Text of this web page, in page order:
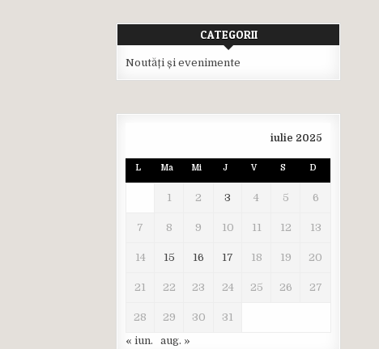
CATEGORII
Noutăți și evenimente
iulie 2025
L Ma Mi J V S D
1 2 3 4 5 6
7 8 9 10 11 12 13
14 15 16 17 18 19 20
21 22 23 24 25 26 27
28 29 30
31
« iun.
aug. »